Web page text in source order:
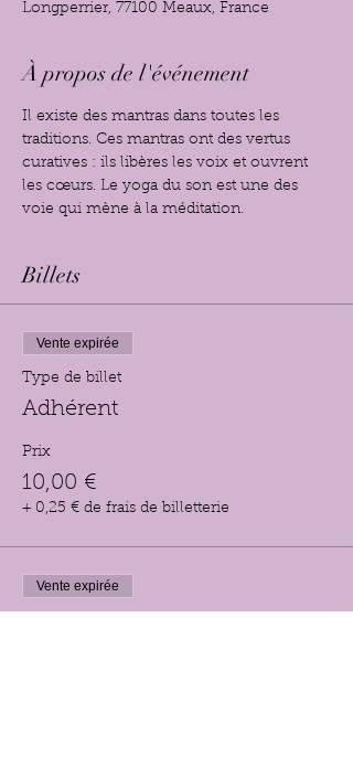
Longperrier, 77100 Meaux, France
À propos de l'événement
Il existe des mantras dans toutes les
traditions. Ces mantras ont des vertus
curatives : ils libères les voix et ouvrent
les cœurs. Le yoga du son est une des
voie qui mène à la méditation.
Billets
Vente expirée
Type de billet
Adhérent
Prix
10,00 €
+ 0,25 € de frais de billetterie
Vente expirée